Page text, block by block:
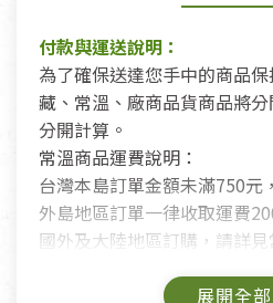
付款與運送說明：
為了確保送達您手中的商品
藏、常溫、廠商品貨商品將
分開計算。
常溫商品運費說明：
台灣本島訂單金額未滿750元
外島地區訂單一律收取運費
國外及大陸地區訂購，請詳見